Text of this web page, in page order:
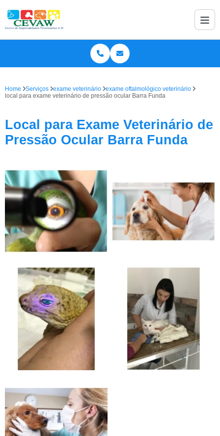
Home Serviços exame veterinário
exame oftalmológico veterinário
local para exame veterinário de pressão ocular Barra Funda
Local para Exame Veterinário de
Pressão Ocular Barra Funda